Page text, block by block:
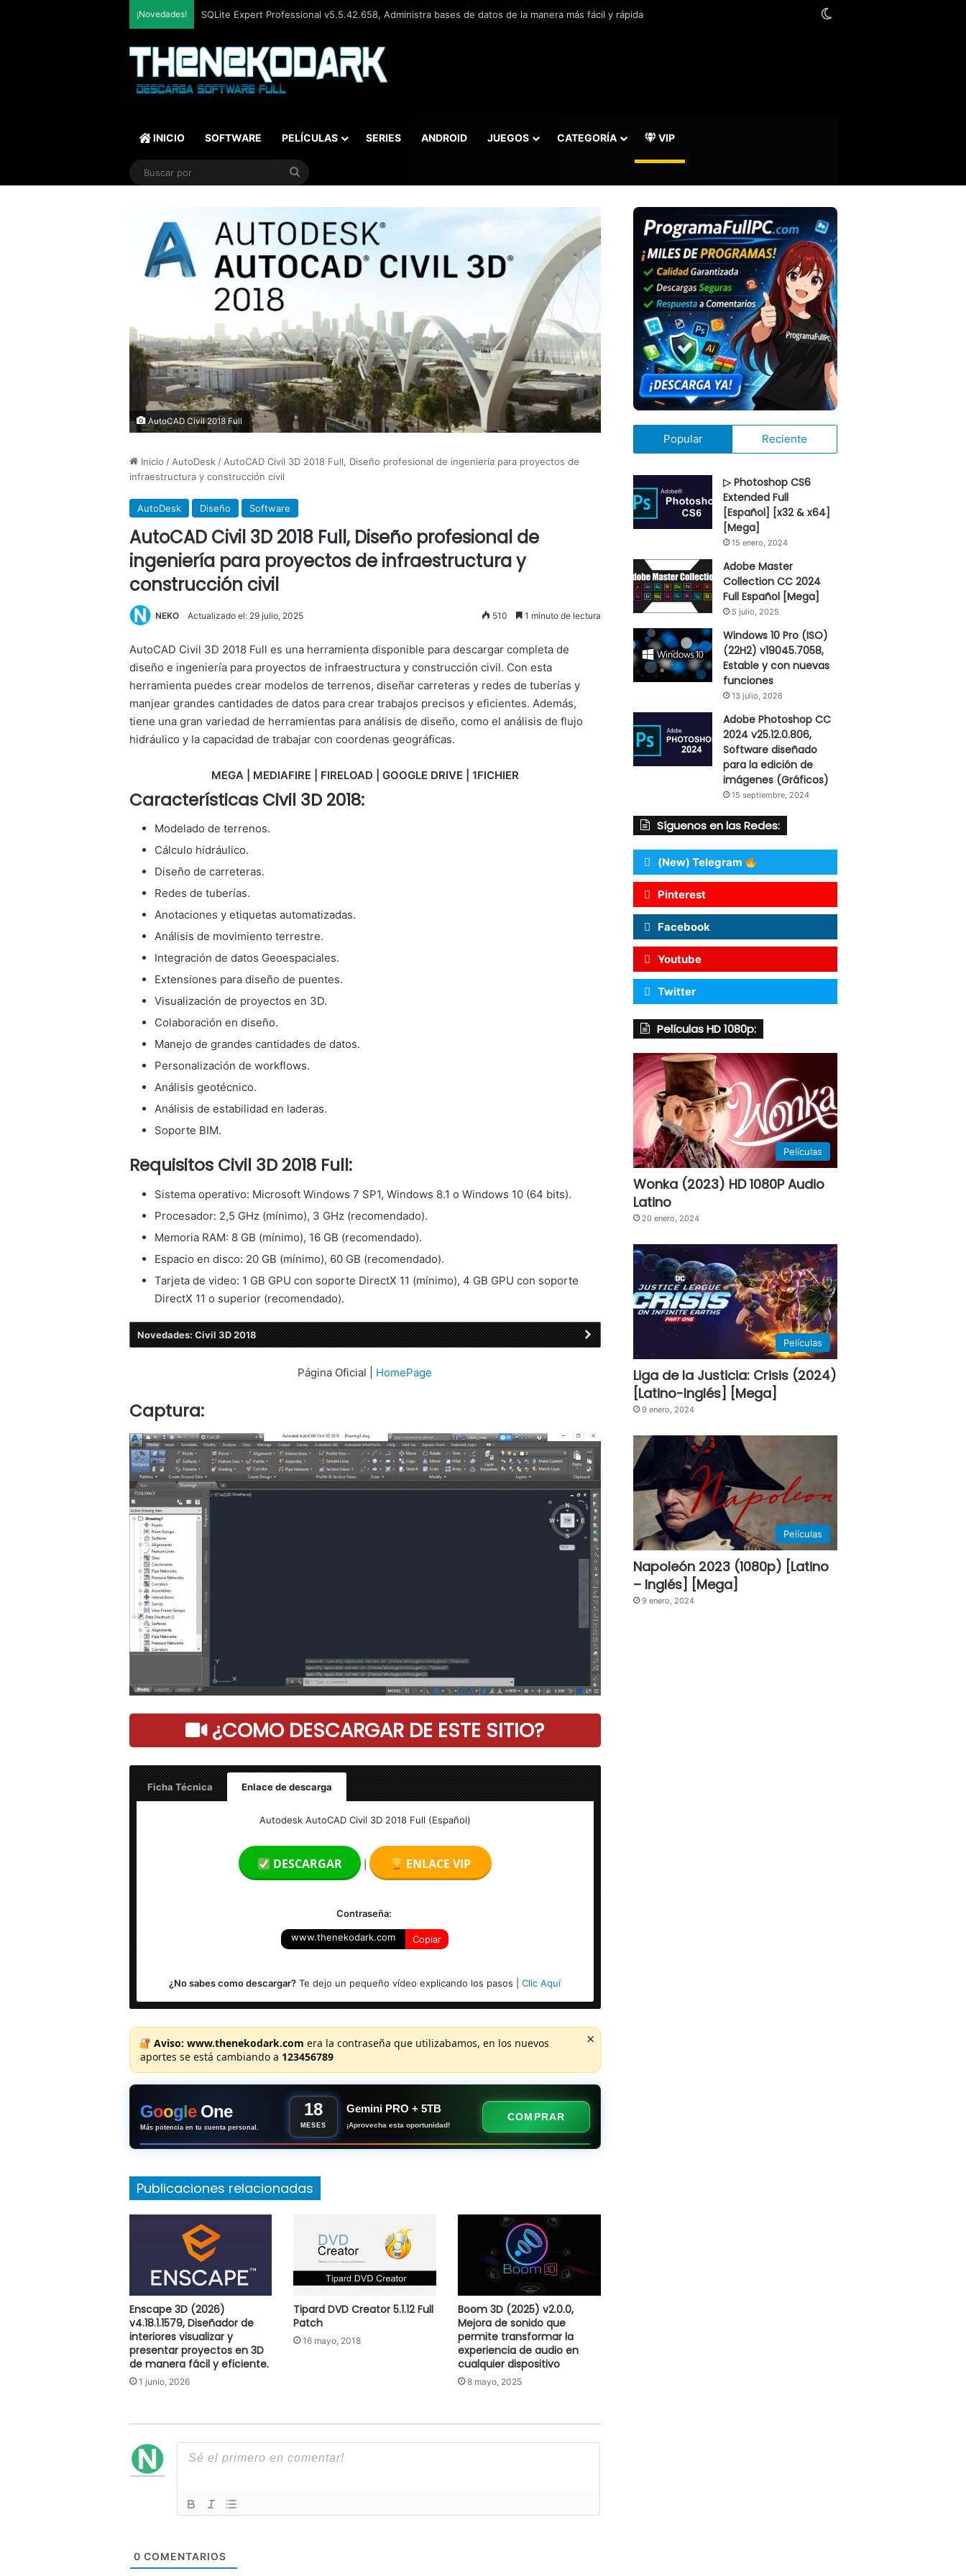
¡Novedades! Mozilla Firefox (2026) v153.0.3, Navegador web libre y de código abierto​ desarrollado por la Corporación Mozilla
INICIO SOFTWARE PELÍCULAS SERIES ANDROID JUEGOS CATEGORÍA VIP
Buscar
AutoCAD Civil 2018 Full
Inicio / AutoDesk / AutoCAD Civil 3D 2018 Full, Diseño profesional de ingeniería para proyectos de
infraestructura y construcción civil
AutoDesk Diseño Software
AutoCAD Civil 3D 2018 Full, Diseño profesional de
ingeniería para proyectos de infraestructura y
construcción civil
NEKO Actualizado el: 29 julio, 2025 510 1 minuto de lectura
AutoCAD Civil 3D 2018 Full es una herramienta disponible para descargar completa de
diseño e ingeniería para proyectos de infraestructura y construcción civil. Con esta
herramienta puedes crear modelos de terrenos, diseñar carreteras y redes de tuberías y
manjear grandes cantidades de datos para crear trabajos precisos y eficientes. Además,
tiene una gran variedad de herramientas para análisis de diseño, como el análisis de flujo
hidráulico y la capacidad de trabajar con coordenas geográficas.
MEGA | MEDIAFIRE | FIRELOAD | GOOGLE DRIVE | 1FICHIER
Características Civil 3D 2018:
Modelado de terrenos.
Cálculo hidráulico.
Diseño de carreteras.
Redes de tuberías.
Anotaciones y etiquetas automatizadas.
Análisis de movimiento terrestre.
Integración de datos Geoespaciales.
Extensiones para diseño de puentes.
Visualización de proyectos en 3D.
Colaboración en diseño.
Manejo de grandes cantidades de datos.
Personalización de workflows.
Análisis geotécnico.
Análisis de estabilidad en laderas.
Soporte BIM.
Requisitos Civil 3D 2018 Full:
Sistema operativo: Microsoft Windows 7 SP1, Windows 8.1 o Windows 10 (64 bits).
Procesador: 2,5 GHz (mínimo), 3 GHz (recomendado).
Memoria RAM: 8 GB (mínimo), 16 GB (recomendado).
Espacio en disco: 20 GB (mínimo), 60 GB (recomendado).
Tarjeta de video: 1 GB GPU con soporte DirectX 11 (mínimo), 4 GB GPU con soporte
DirectX 11 o superior (recomendado).
Novedades: Civil 3D 2018
Página Oficial | HomePage
Captura:
¿COMO DESCARGAR DE ESTE SITIO?
Ficha Técnica
Enlace de descarga
Idioma: Multilenguaje (Español)
Sistema Operativo: Windows (x64-bits)
Autodesk AutoCAD Civil 3D 2018 Full (Español)
DESCARGAR | ENLACE VIP
Contraseña:
www.thenekodark.com Copiar
¿No sabes como descargar? Te dejo un pequeño vídeo explicando los pasos |Clic Aquí
Aviso: www.thenekodark.com era la contraseña que utilizabamos, en los nuevos
aportes se está cambiando a 123456789
×
Google One
Más potencia en tu cuenta personal.
18
MESES
Gemini PRO + 5TB
¡Aprovecha esta oportunidad!
COMPRAR
Publicaciones relacionadas
Enscape 3D (2026)
v4.18.1.1579, Diseñador de
interiores visualizar y
presentar proyectos en 3D
de manera fácil y eficiente.
1 junio, 2026
Tipard DVD Creator 5.1.12 Full
Patch
16 mayo, 2018
Boom 3D (2025) v2.0.0,
Mejora de sonido que
permite transformar la
experiencia de audio en
cualquier dispositivo
8 mayo, 2025
0 COMENTARIOS
Popular Reciente
▷ Photoshop CS6
Extended Full
[Español] [x32 & x64]
[Mega]
15 enero, 2024
Adobe Master
Collection CC 2024
Full Español [Mega]
5 julio, 2025
Windows 10 Pro (ISO)
(22H2) v19045.7058,
Estable y con nuevas
funciones
13 julio, 2026
Adobe Photoshop CC
2024 v25.12.0.806,
Software diseñado
para la edición de
imágenes (Gráficos)
15 septiembre, 2024
Síguenos en las Redes:
(New) Telegram
Pinterest
Facebook
Youtube
Twitter
Películas HD 1080p:
Películas
Wonka (2023) HD 1080P Audio
Latino
20 enero, 2024
Películas
Liga de la Justicia: Crisis (2024)
[Latino-Inglés] [Mega]
9 enero, 2024
Películas
Napoleón 2023 (1080p) [Latino
– Inglés] [Mega]
9 enero, 2024